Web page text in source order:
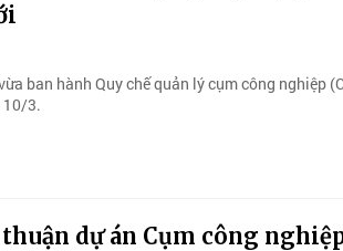
ban hành Quy chế quản lý cụm công nghiệp
10/3.
dự án Cụm công